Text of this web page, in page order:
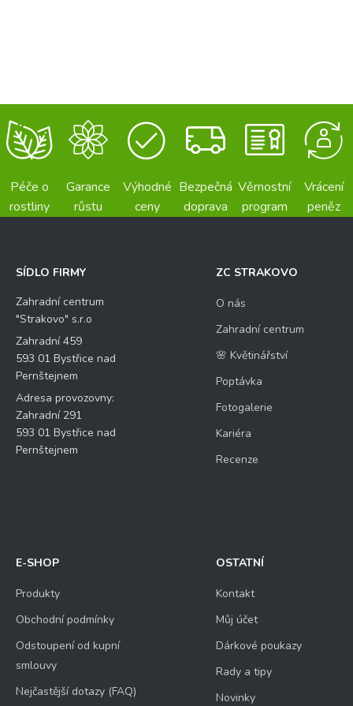
Péče o
rostliny
Garance
růstu
Výhodné
ceny
Bezpečná
doprava
Věrnostní
program
Vrácení
peněz
SÍDLO FIRMY
Zahradní centrum
"Strakovo" s.r.o
Zahradní 459
593 01 Bystřice nad
Pernštejnem
Adresa provozovny:
Zahradní 291
593 01 Bystřice nad
Pernštejnem
ZC STRAKOVO
O nás
Zahradní centrum
🌸 Květinářství
Poptávka
Fotogalerie
Kariéra
Recenze
E-SHOP
Produkty
Obchodní podmínky
Odstoupení od kupní
smlouvy
Nejčastější dotazy (FAQ)
OSTATNÍ
Kontakt
Můj účet
Dárkové poukazy
Rady a tipy
Novinky